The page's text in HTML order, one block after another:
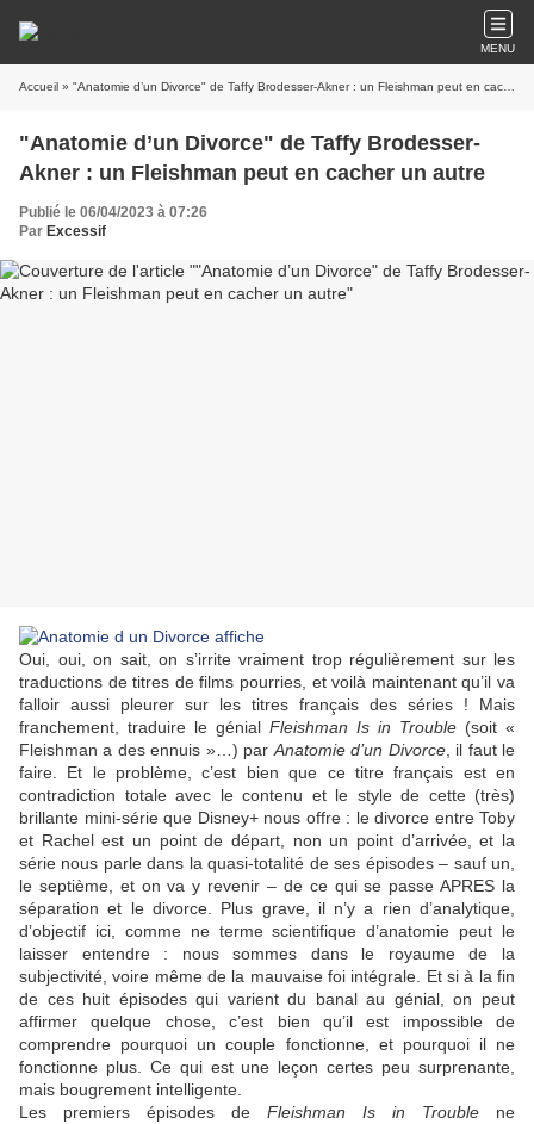
MENU
Accueil » "Anatomie d’un Divorce" de Taffy Brodesser-Akner : un Fleishman peut en cacher un autre
"Anatomie d’un Divorce" de Taffy Brodesser-
Akner : un Fleishman peut en cacher un autre
Publié le 06/04/2023 à 07:26
Par Excessif
Oui, oui, on sait, on s’irrite vraiment trop régulièrement sur les
traductions de titres de films pourries, et voilà maintenant qu’il va
falloir aussi pleurer sur les titres français des séries ! Mais
franchement, traduire le génial Fleishman Is in Trouble (soit «
Fleishman a des ennuis »…) par Anatomie d’un Divorce, il faut le
faire. Et le problème, c’est bien que ce titre français est en
contradiction totale avec le contenu et le style de cette (très)
brillante mini-série que Disney+ nous offre : le divorce entre Toby
et Rachel est un point de départ, non un point d’arrivée, et la
série nous parle dans la quasi-totalité de ses épisodes – sauf un,
le septième, et on va y revenir – de ce qui se passe APRES la
séparation et le divorce. Plus grave, il n’y a rien d’analytique,
d’objectif ici, comme ne terme scientifique d’anatomie peut le
laisser entendre : nous sommes dans le royaume de la
subjectivité, voire même de la mauvaise foi intégrale. Et si à la fin
de ces huit épisodes qui varient du banal au génial, on peut
affirmer quelque chose, c’est bien qu’il est impossible de
comprendre pourquoi un couple fonctionne, et pourquoi il ne
fonctionne plus. Ce qui est une leçon certes peu surprenante,
mais bougrement intelligente.
Les premiers épisodes de Fleishman Is in Trouble ne